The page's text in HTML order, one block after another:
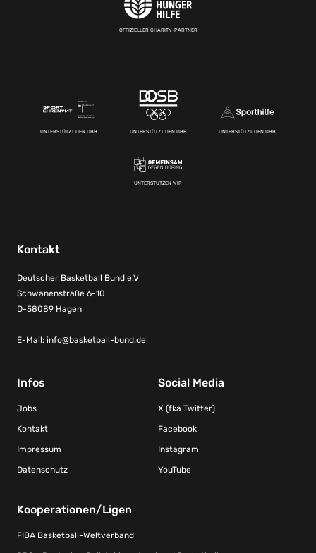
OFFIZIELLER CHARITY-PARTNER
UNTERSTÜTZT DEN DBB UNTERSTÜTZT DEN DBB UNTERSTÜTZT DEN DBB
UNTERSTÜTZEN WIR
Kontakt
Deutscher Basketball Bund e.V
Schwanenstraße 6-10
D-58089 Hagen
E-Mail: info@basketball-bund.de
Infos
Jobs
Kontakt
Impressum
Datenschutz
Social Media
X (fka Twitter)
Facebook
Instagram
YouTube
Kooperationen/Ligen
FIBA Basketball-Weltverband